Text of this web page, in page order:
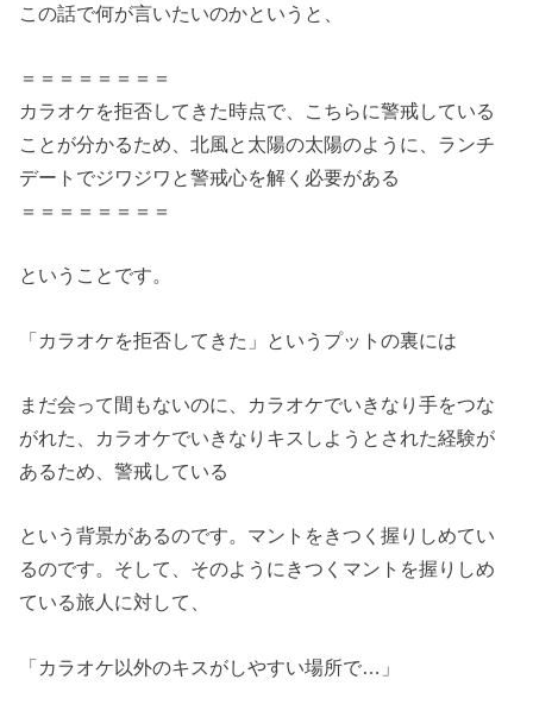
この話で何が言いたいのかというと、
＝＝＝＝＝＝＝＝
カラオケを拒否してきた時点で、こちらに警戒している
ことが分かるため、北風と太陽の太陽のように、ランチ
デートでジワジワと警戒心を解く必要がある
＝＝＝＝＝＝＝＝
ということです。
「カラオケを拒否してきた」というプットの裏には
まだ会って間もないのに、カラオケでいきなり手をつな
がれた、カラオケでいきなりキスしようとされた経験が
あるため、警戒している
という背景があるのです。マントをきつく握りしめてい
るのです。そして、そのようにきつくマントを握りしめ
ている旅人に対して、
「カラオケ以外のキスがしやすい場所で…」